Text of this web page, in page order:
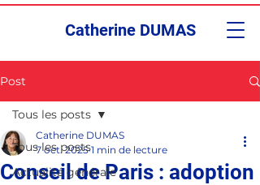
Catherine DUMAS
Post
Tous les posts
Actualité générale
Tous les posts
Conseil de Paris : adoption
Catherine DUMAS
7 oct. 2025 1 min de lecture